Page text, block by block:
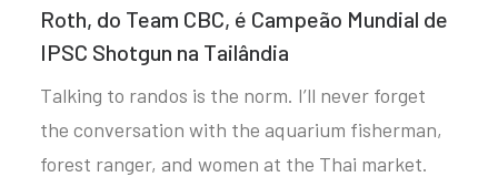
Roth, do Team CBC, é Campeão Mundial de
IPSC Shotgun na Tailândia
Talking to randos is the norm. I’ll never forget
the conversation with the aquarium fisherman,
forest ranger, and women at the Thai market.